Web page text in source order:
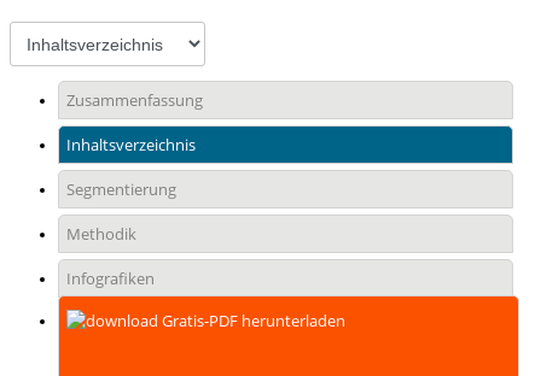
Zusammenfassung
Inhaltsverzeichnis
Segmentierung
Methodik
Infografiken
Gratis-PDF herunterladen